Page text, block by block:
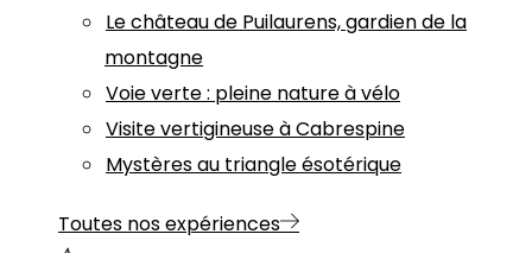
Le château de Puilaurens, gardien de la
montagne
Voie verte : pleine nature à vélo
Visite vertigineuse à Cabrespine
Mystères au triangle ésotérique
Toutes nos expériences